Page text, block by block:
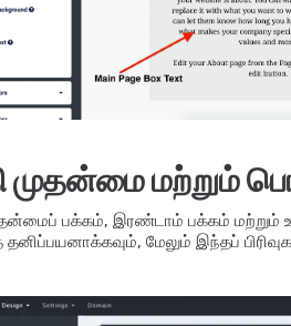
முதன்மை மற்றும்
பக்கம், இரண்டாம் பக்கம் மற்றும்
தனிப்பயனாக்கவும், மேலும் இந்தப்